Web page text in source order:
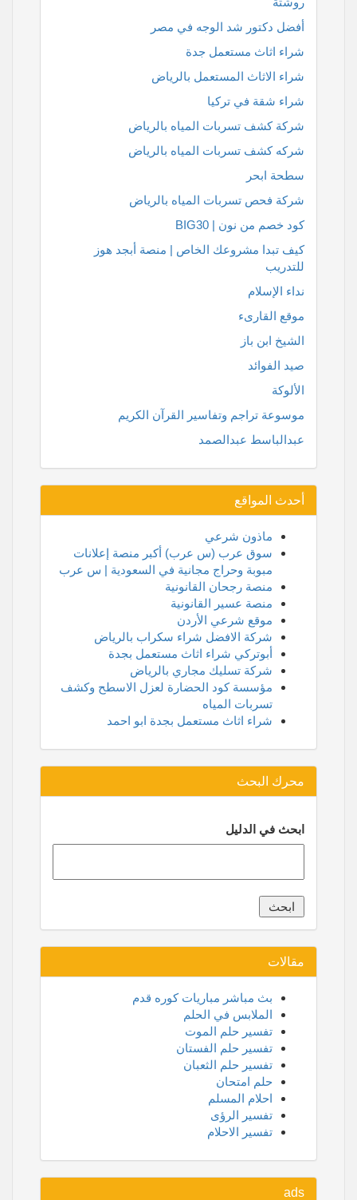
أفضل دكتور شد الوجه في مصر
شراء اثاث مستعمل جدة
شراء الاثاث المستعمل بالرياض
شراء شقة في تركيا
شركة كشف تسربات المياه بالرياض
شركه كشف تسربات المياه بالرياض
سطحة ابحر
شركة فحص تسربات المياه بالرياض
كود خصم من نون | BIG30
كيف تبدا مشروعك الخاص | منصة أبجد هوز
للتدريب
نداء الإسلام
موقع القارىء
الشيخ ابن باز
صيد الفوائد
الألوكة
موسوعة تراجم وتفاسير القرآن الكريم
عبدالباسط عبدالصمد
أحدث المواقع
ماذون شرعي
سوق عرب (س عرب) أكبر منصة إعلانات
مبوبة وحراج مجانية في السعودية | س عرب
منصة رجحان القانونية
منصة عسير القانونية
موقع شرعي الأردن
شركة الافضل شراء سكراب بالرياض
أبوتركي شراء اثاث مستعمل بجدة
شركة تسليك مجاري بالرياض
مؤسسة كود الحضارة لعزل الاسطح وكشف
تسربات المياه
شراء اثاث مستعمل بجدة ابو احمد
محرك البحث
ابحث في الدليل
مقالات
بث مباشر مباريات كوره قدم
الملابس في الحلم
تفسير حلم الموت
تفسير حلم الفستان
تفسير حلم الثعبان
حلم امتحان
احلام المسلم
تفسير الرؤى
تفسير الاحلام
ads